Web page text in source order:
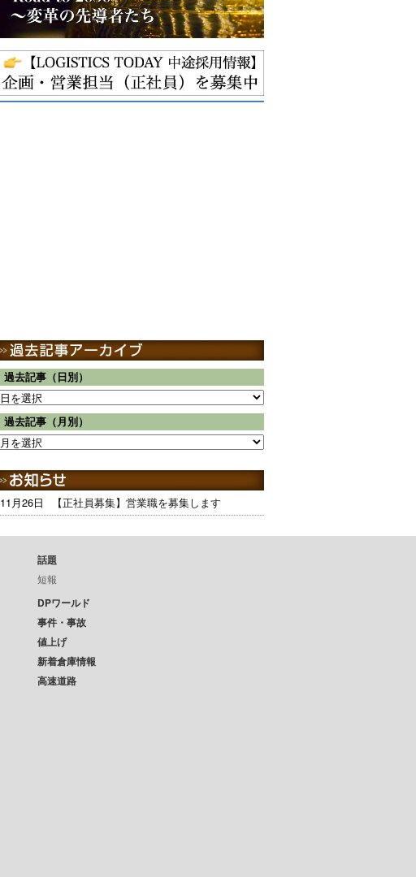
過去記事（日別）
過去記事（月別）
11月26日 【正社員募集】営業職を募集します
話題
短報
DPワールド
事件・事故
値上げ
新着倉庫情報
高速道路